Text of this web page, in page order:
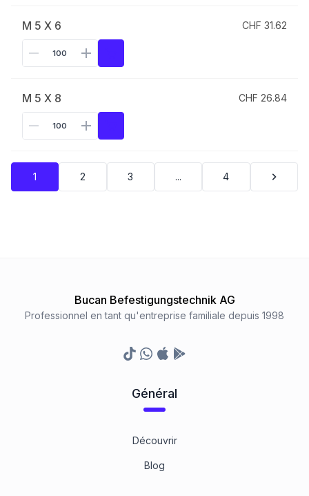
M 5 X 6 CHF 31.62
M 5 X 8 CHF 26.84
1 2 3 ... 4
Bucan Befestigungstechnik AG
Professionnel en tant qu'entreprise familiale depuis 1998
TikTokWhatsapp
Appstore
Google Play Store
Général
Découvrir
Blog